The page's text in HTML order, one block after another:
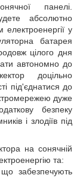
панелі.
абсолютно
у
батарея
цілого дня
автономно до
доцільно
під'єднатися до
дуже
безпеку
і злодіїв під
на сонячній
та:
забезпечують